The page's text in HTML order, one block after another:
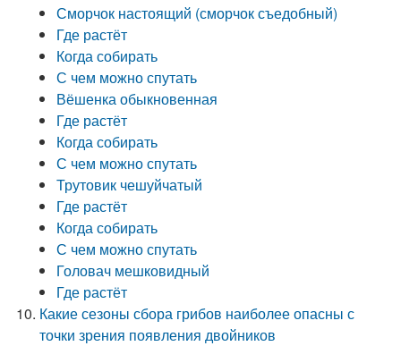
Сморчок настоящий (сморчок съедобный)
Где растёт
Когда собирать
С чем можно спутать
Вёшенка обыкновенная
Где растёт
Когда собирать
С чем можно спутать
Трутовик чешуйчатый
Где растёт
Когда собирать
С чем можно спутать
Головач мешковидный
Где растёт
Какие сезоны сбора грибов наиболее опасны с
точки зрения появления двойников